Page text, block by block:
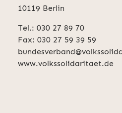
10119 Berlin
Tel.: 030 27 89 70
Fax: 030 27 59 39 59
www.volkssolidaritaet.de